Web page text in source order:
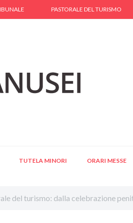
PASTORALE DEL TURISMO
TUTELA MINORI ORARI MESSE
del turismo: dalla celebrazione